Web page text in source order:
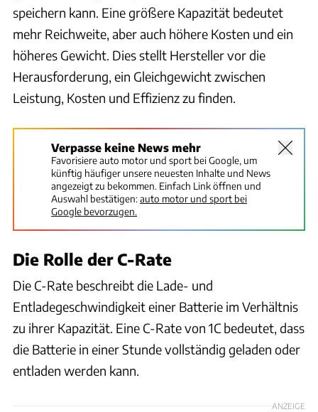
speichern kann. Eine größere Kapazität bedeutet
mehr Reichweite, aber auch höhere Kosten und ein
höheres Gewicht. Dies stellt Hersteller vor die
Herausforderung, ein Gleichgewicht zwischen
Leistung, Kosten und Effizienz zu finden.
Verpasse keine News mehr
Favorisiere auto motor und sport bei Google, um
künftig häufiger unsere neuesten Inhalte und News
angezeigt zu bekommen. Einfach Link öffnen und
Auswahl bestätigen:auto motor und sport bei
Google bevorzugen.
Die Rolle der C-Rate
Die C-Rate beschreibt die Lade- und
Entladegeschwindigkeit einer Batterie im Verhältnis
zu ihrer Kapazität. Eine C-Rate von 1C bedeutet, dass
die Batterie in einer Stunde vollständig geladen oder
entladen werden kann.
ANZEIGE